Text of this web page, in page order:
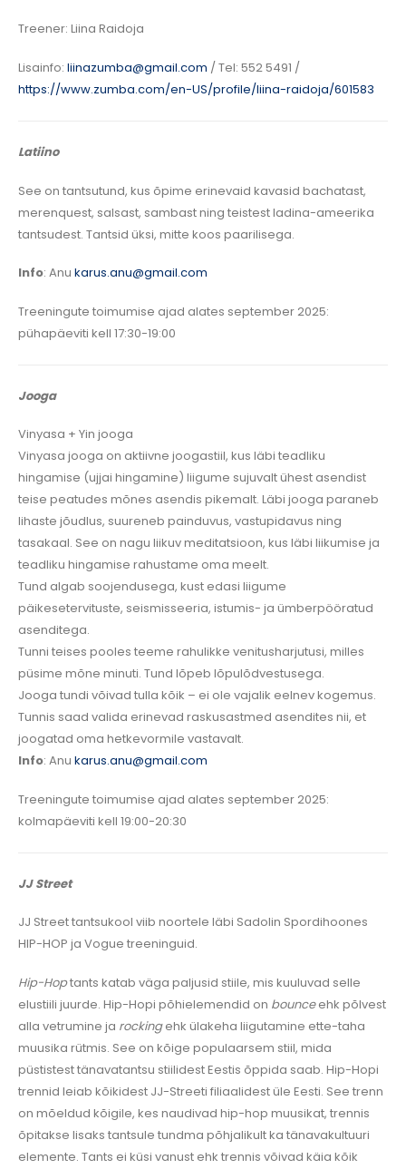
Treener: Liina Raidoja
Lisainfo: liinazumba@gmail.com / Tel: 552 5491 /
https://www.zumba.com/en-US/profile/liina-raidoja/601583
Latiino
See on tantsutund, kus õpime erinevaid kavasid bachatast,
merenquest, salsast, sambast ning teistest ladina-ameerika
tantsudest. Tantsid üksi, mitte koos paarilisega.
Info: Anu karus.anu@gmail.com
Treeningute toimumise ajad alates september 2025:
pühapäeviti kell 17:30-19:00
Jooga
Vinyasa + Yin jooga
Vinyasa jooga on aktiivne joogastiil, kus läbi teadliku
hingamise (ujjai hingamine) liigume sujuvalt ühest asendist
teise peatudes mõnes asendis pikemalt. Läbi jooga paraneb
lihaste jõudlus, suureneb painduvus, vastupidavus ning
tasakaal. See on nagu liikuv meditatsioon, kus läbi liikumise ja
teadliku hingamise rahustame oma meelt.
Tund algab soojendusega, kust edasi liigume
päikesetervituste, seismisseeria, istumis- ja ümberpööratud
asenditega.
Tunni teises pooles teeme rahulikke venitusharjutusi, milles
püsime mõne minuti. Tund lõpeb lõpulõdvestusega.
Jooga tundi võivad tulla kõik – ei ole vajalik eelnev kogemus.
Tunnis saad valida erinevad raskusastmed asendites nii, et
joogatad oma hetkevormile vastavalt.
Info: Anu karus.anu@gmail.com
Treeningute toimumise ajad alates september 2025:
kolmapäeviti kell 19:00-20:30
JJ Street
JJ Street tantsukool viib noortele läbi Sadolin Spordihoones
HIP-HOP ja Vogue treeninguid.
Hip-Hoptants katab väga paljusid stiile, mis kuuluvad selle
elustiili juurde. Hip-Hopi põhielemendid on bounceehk põlvest
alla vetrumine ja rockingehk ülakeha liigutamine ette-taha
muusika rütmis. See on kõige populaarsem stiil, mida
püstistest tänavatantsu stiilidest Eestis õppida saab. Hip-Hopi
trennid leiab kõikidest JJ-Streeti filiaalidest üle Eesti. See trenn
on mõeldud kõigile, kes naudivad hip-hop muusikat, trennis
õpitakse lisaks tantsule tundma põhjalikult ka tänavakultuuri
elemente. Tants ei küsi vanust ehk trennis võivad käia kõik